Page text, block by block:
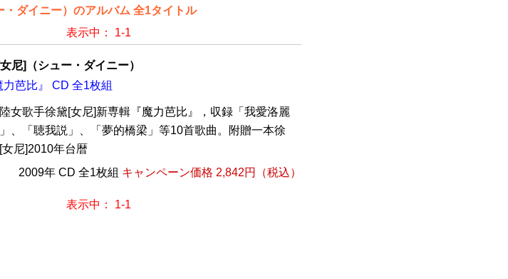
ダイニー）のアルバム 全1タイトル
表示中： 1-1
尼]（シュー・ダイニー）
力芭比』 CD 全1枚組
女歌手徐黛[女尼]新専輯『魔力芭比』，収録「我愛洛麗
、「聴我説」、「夢的橋梁」等10首歌曲。附贈一本徐
女尼]2010年台暦
2009年 CD 全1枚組 キャンペーン価格 2,842円（税込）
表示中： 1-1